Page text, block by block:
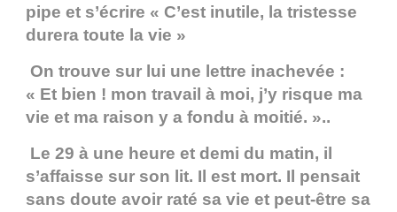
pipe et s’écrire « C’est inutile, la tristesse
durera toute la vie »
On trouve sur lui une lettre inachevée :
« Et bien ! mon travail à moi, j’y risque ma
vie et ma raison y a fondu à moitié. »..
Le 29 à une heure et demi du matin, il
s’affaisse sur son lit. Il est mort. Il pensait
sans doute avoir raté sa vie et peut-être sa